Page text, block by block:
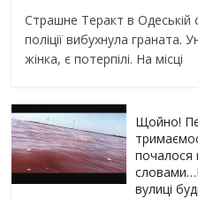
Страшне Теракт в Одеській
поліції вибухнула граната.
жінка, є потерпілі. На місці
Щойно!
почалося
вулиці